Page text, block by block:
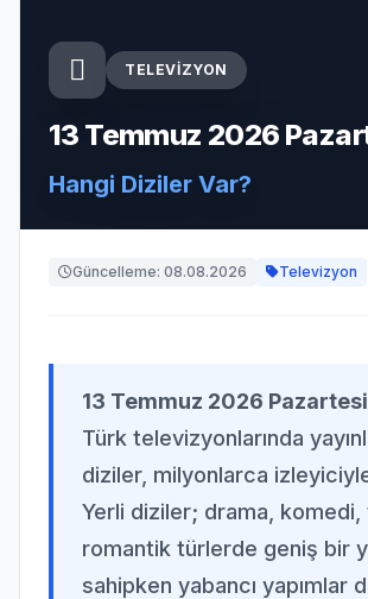
TELEVIZYON
13 Temmuz 2026
Hangi Diziler Var?
Güncelleme: 08.08.2026 Televizyon
13 Temmuz 2026 Pazartesi
Türk televizyonlarında
diziler, milyonlarca
Yerli diziler; drama, komedi,
romantik türlerde geniş bir
sahipken yabancı yapımlar